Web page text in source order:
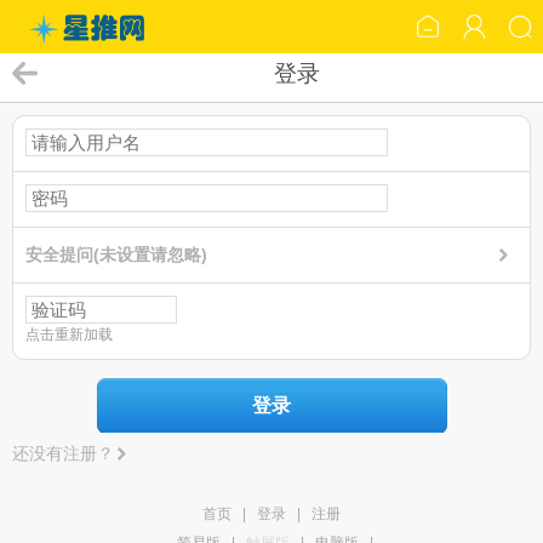
登录
安全提问(未设置请忽略)
点击重新加载
登录
还没有注册？
首页 登录
注册